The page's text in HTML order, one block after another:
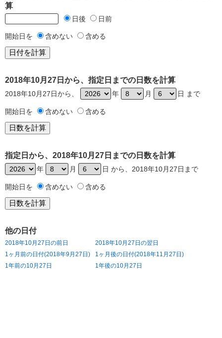
算
日後 日前
開始日を 含めない 含める
2018年10月27日から、指定日までの日数を計算
2018年10月27日から、 年 月 日 まで
開始日を 含めない 含める
指定日から、2018年10月27日までの日数を計算
年 月 日 から、2018年10月27日まで
開始日を 含めない 含める
他の日付
2018年10月27日の前日
2018年10月27日の翌日
1ヶ月前の日付(2018年9月27日)
1ヶ月後の日付(2018年11月27日)
1年前の10月27日
1年後の10月27日